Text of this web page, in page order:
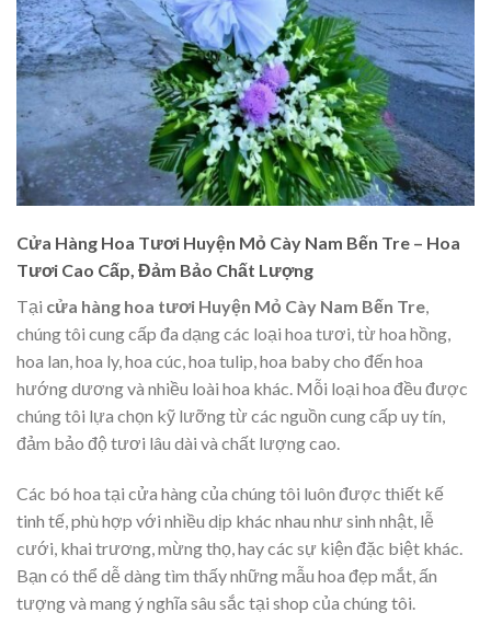
Cửa Hàng Hoa Tươi Huyện Mỏ Cày Nam Bến Tre – Hoa
Tươi Cao Cấp, Đảm Bảo Chất Lượng
Tại cửa hàng hoa tươi Huyện Mỏ Cày Nam Bến Tre,
chúng tôi cung cấp đa dạng các loại hoa tươi, từ hoa hồng,
hoa lan, hoa ly, hoa cúc, hoa tulip, hoa baby cho đến hoa
hướng dương và nhiều loài hoa khác. Mỗi loại hoa đều được
chúng tôi lựa chọn kỹ lưỡng từ các nguồn cung cấp uy tín,
đảm bảo độ tươi lâu dài và chất lượng cao.
Các bó hoa tại cửa hàng của chúng tôi luôn được thiết kế
tinh tế, phù hợp với nhiều dịp khác nhau như sinh nhật, lễ
cưới, khai trương, mừng thọ, hay các sự kiện đặc biệt khác.
Bạn có thể dễ dàng tìm thấy những mẫu hoa đẹp mắt, ấn
tượng và mang ý nghĩa sâu sắc tại shop của chúng tôi.